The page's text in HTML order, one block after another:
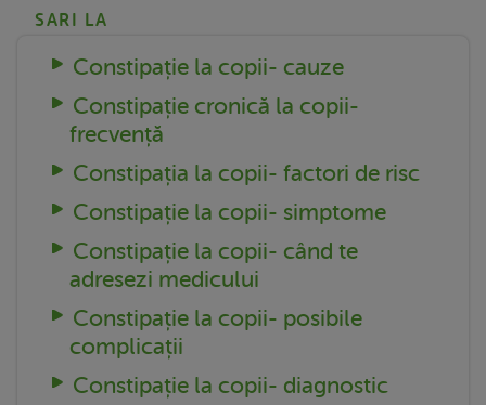
SARI LA
Constipație la copii- cauze
Constipație cronică la copii-
frecvență
Constipația la copii- factori de risc
Constipație la copii- simptome
Constipație la copii- când te
adresezi medicului
Constipație la copii- posibile
complicații
Constipație la copii- diagnostic